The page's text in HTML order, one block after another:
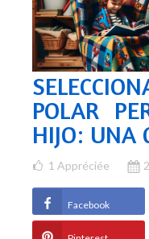
POLAR
HIJO: UNA
1 Appréciée
Facebook